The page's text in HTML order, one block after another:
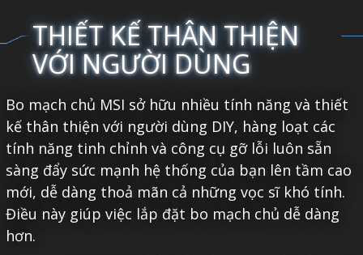
THIẾT KẾ THÂN THIỆN
VỚI NGƯỜI DÙNG
Bo mạch chủ MSI sở hữu nhiều tính năng và thiết
kế thân thiện với người dùng DIY, hàng loạt các
tính năng tinh chỉnh và công cụ gỡ lỗi luôn sẵn
sàng đẩy sức mạnh hệ thống của bạn lên tầm cao
mới, dễ dàng thoả mãn cả những vọc sĩ khó tính.
Điều này giúp việc lắp đặt bo mạch chủ dễ dàng
hơn.